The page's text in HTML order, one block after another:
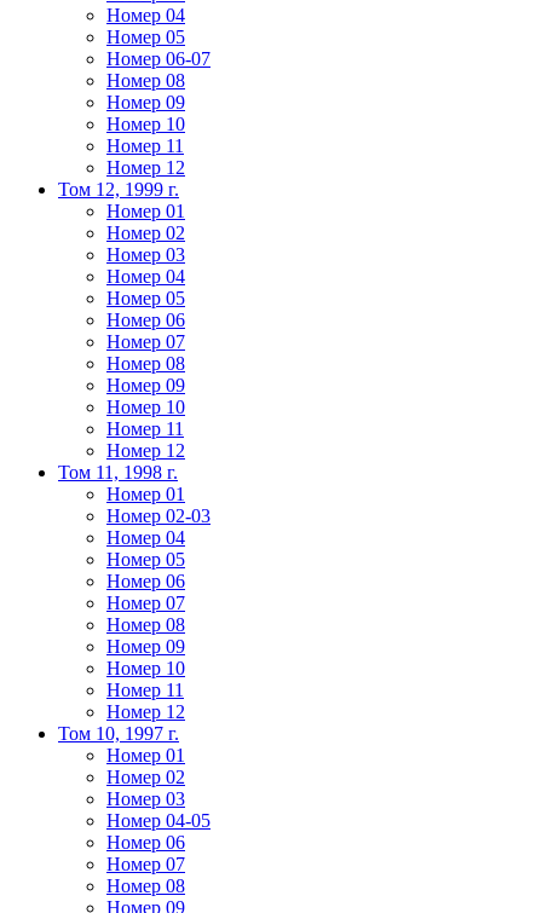
Номер 04
Номер 05
Номер 06-07
Номер 08
Номер 09
Номер 10
Номер 11
Номер 12
Том 12, 1999 г.
Номер 01
Номер 02
Номер 03
Номер 04
Номер 05
Номер 06
Номер 07
Номер 08
Номер 09
Номер 10
Номер 11
Номер 12
Том 11, 1998 г.
Номер 01
Номер 02-03
Номер 04
Номер 05
Номер 06
Номер 07
Номер 08
Номер 09
Номер 10
Номер 11
Номер 12
Том 10, 1997 г.
Номер 01
Номер 02
Номер 03
Номер 04-05
Номер 06
Номер 07
Номер 08
Номер 09